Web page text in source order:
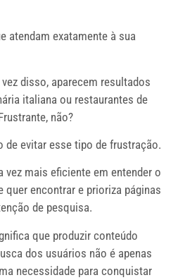
atendam exatamente à sua
disso, aparecem resultados
italiana ou restaurantes de
não?
de evitar esse tipo de frustração.
vez mais eficiente em entender o
quer encontrar e prioriza páginas
de pesquisa.
que produzir conteúdo
dos usuários não é apenas
necessidade para conquistar